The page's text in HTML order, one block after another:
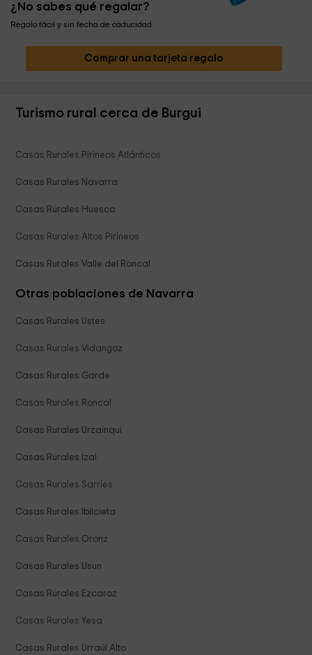
¿No sabes qué regalar?
Regalo fácil y sin fecha de caducidad
Comprar una tarjeta regalo
Turismo rural cerca de Burgui
Casas Rurales Pirineos Atlánticos
Casas Rurales Navarra
Casas Rurales Huesca
Casas Rurales Altos Pirineos
Casas Rurales Valle del Roncal
Otras poblaciones de Navarra
Casas Rurales Ustes
Casas Rurales Vidangoz
Casas Rurales Garde
Casas Rurales Roncal
Casas Rurales Urzainqui
Casas Rurales Izal
Casas Rurales Sarries
Casas Rurales Ibilcieta
Casas Rurales Oronz
Casas Rurales Usun
Casas Rurales Ezcaroz
Casas Rurales Yesa
Casas Rurales Urraúl Alto